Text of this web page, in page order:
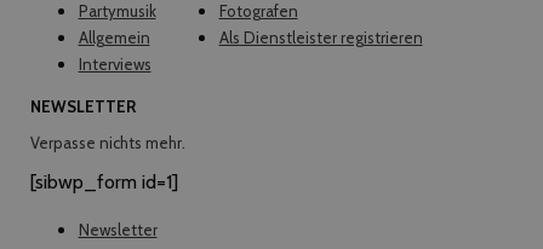
Partymusik
Allgemein
Interviews
Fotografen
Als Dienstleister registrieren
NEWSLETTER
Verpasse nichts mehr.
[sibwp_form id=1]
Newsletter